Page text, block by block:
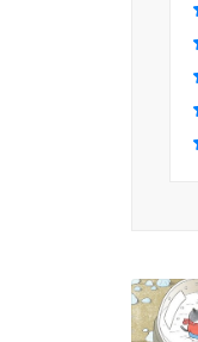
도토리
어린이
『고
떨고
마음